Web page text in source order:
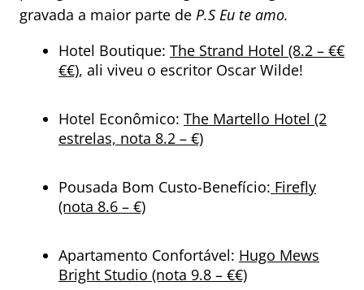
gravada a maior parte de P.S Eu te amo.
Hotel Boutique: The Strand Hotel (8.2 – €€
€€), ali viveu o escritor Oscar Wilde!
Hotel Econômico: The Martello Hotel (2
estrelas, nota 8.2 – €)
Pousada Bom Custo-Benefício: Firefly
(nota 8.6 – €)
Apartamento Confortável: Hugo Mews
Bright Studio (nota 9.8 – €€)